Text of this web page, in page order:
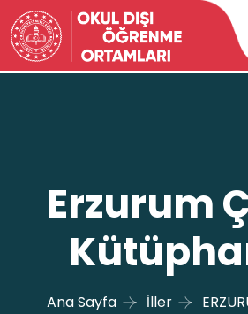
Erzurum
Ana Sayfa İller